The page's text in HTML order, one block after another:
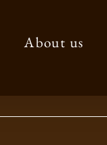
About us